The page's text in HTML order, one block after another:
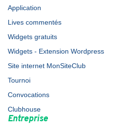
Application
Lives commentés
Widgets gratuits
Widgets - Extension Wordpress
Site internet MonSiteClub
Tournoi
Convocations
Clubhouse
Entreprise